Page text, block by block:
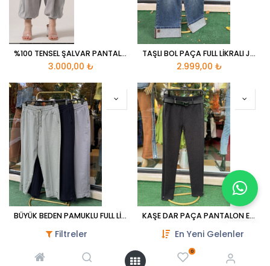
Filtreler En Yeni Gelenler
0
%100 TENSEL ŞALVAR PANTALON
3.000,00 ₺
TAŞLI BOL PAÇA FULL LİKRALI JEANS
2.999,00 ₺
BÜYÜK BEDEN PAMUKLU FULL LİKRALI MOM JEANS
1.650,00₺ 1.850,00
KAŞE DAR PAÇA PANTALON ESNEK KORSELİ
1.550,00₺